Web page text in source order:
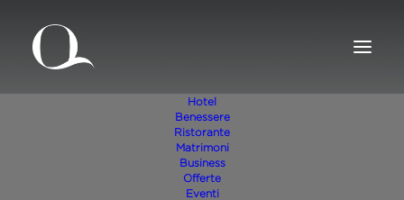
Hotel
Benessere
Ristorante
Matrimoni
Business
Offerte
Eventi